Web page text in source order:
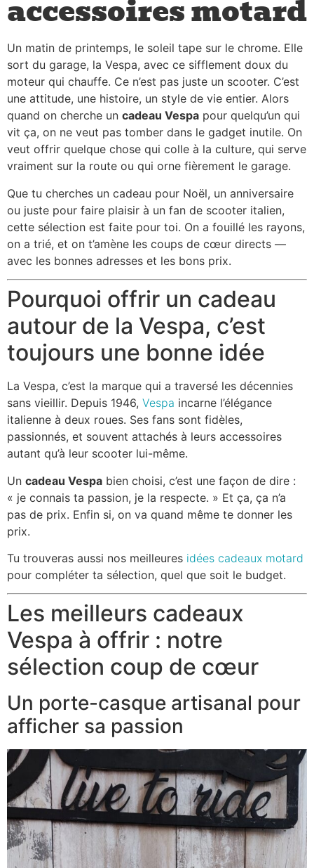
accessoires motard
Un matin de printemps, le soleil tape sur le chrome. Elle
sort du garage, la Vespa, avec ce sifflement doux du
moteur qui chauffe. Ce n’est pas juste un scooter. C’est
une attitude, une histoire, un style de vie entier. Alors
quand on cherche un cadeau Vespa pour quelqu’un qui
vit ça, on ne veut pas tomber dans le gadget inutile. On
veut offrir quelque chose qui colle à la culture, qui serve
vraiment sur la route ou qui orne fièrement le garage.
Que tu cherches un cadeau pour Noël, un anniversaire
ou juste pour faire plaisir à un fan de scooter italien,
cette sélection est faite pour toi. On a fouillé les rayons,
on a trié, et on t’amène les coups de cœur directs —
avec les bonnes adresses et les bons prix.
Pourquoi offrir un cadeau
autour de la Vespa, c’est
toujours une bonne idée
La Vespa, c’est la marque qui a traversé les décennies
sans vieillir. Depuis 1946, Vespa incarne l’élégance
italienne à deux roues. Ses fans sont fidèles,
passionnés, et souvent attachés à leurs accessoires
autant qu’à leur scooter lui-même.
Un cadeau Vespa bien choisi, c’est une façon de dire :
« je connais ta passion, je la respecte. » Et ça, ça n’a
pas de prix. Enfin si, on va quand même te donner les
prix.
Tu trouveras aussi nos meilleures idées cadeaux motard
pour compléter ta sélection, quel que soit le budget.
Les meilleurs cadeaux
Vespa à offrir : notre
sélection coup de cœur
Un porte-casque artisanal pour
afficher sa passion